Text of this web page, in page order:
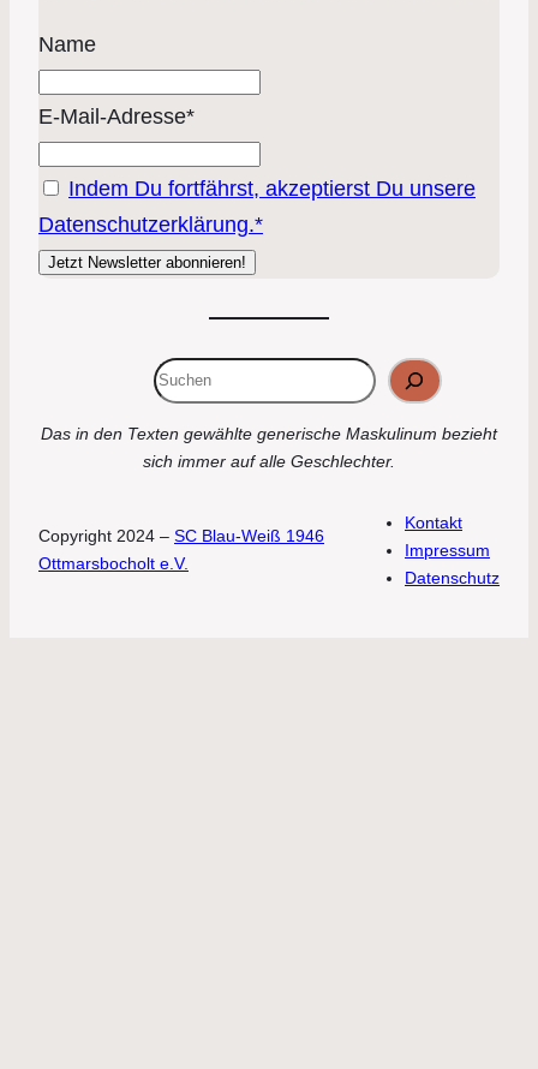
Name
E-Mail-Adresse*
Indem Du fortfährst, akzeptierst Du unsere
Datenschutzerklärung.*
Das in den Texten gewählte generische Maskulinum bezieht
sich immer auf alle Geschlechter.
Copyright 2024 – SC Blau-Weiß 1946
Ottmarsbocholt e.V.
Kontakt
Impressum
Datenschutz